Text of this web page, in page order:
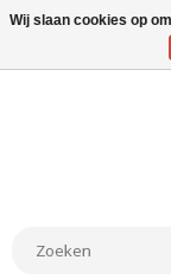
Wij slaan cookies op